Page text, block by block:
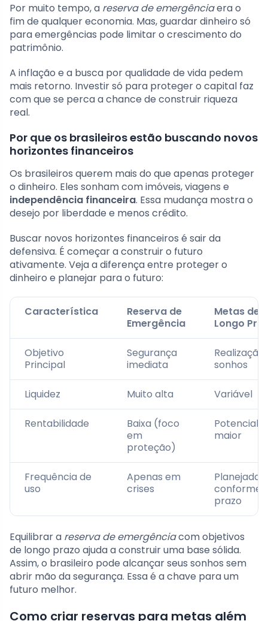
Por muito tempo, a reserva de emergênciaera o
fim de qualquer economia. Mas, guardar dinheiro só
para emergências pode limitar o crescimento do
patrimônio.
A inflação e a busca por qualidade de vida pedem
mais retorno. Investir só para proteger o capital faz
com que se perca a chance de construir riqueza
real.
Por que os brasileiros estão buscando novos
horizontes financeiros
Os brasileiros querem mais do que apenas proteger
o dinheiro. Eles sonham com imóveis, viagens e
independência financeira. Essa mudança mostra o
desejo por liberdade e menos crédito.
Buscar novos horizontes financeiros é sair da
defensiva. É começar a construir o futuro
ativamente. Veja a diferença entre proteger o
dinheiro e planejar para o futuro:
Característica
Reserva de
Emergência
Metas de
Longo
Objetivo
Principal
Segurança
imediata
Realização
sonhos
Liquidez Muito alta Variável
Rentabilidade
Baixa (foco
em
proteção)
maior
Frequência de
uso
Apenas em
crises
Planejada
conforme
prazo
Equilibrar a reserva de emergênciacom objetivos
de longo prazo ajuda a construir uma base sólida.
Assim, o brasileiro pode alcançar seus sonhos sem
abrir mão da segurança. Essa é a chave para um
futuro melhor.
Como criar reservas para metas além